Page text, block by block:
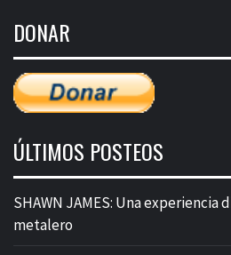
entradas
DONAR
ÚLTIMOS POSTEOS
SHAWN JAMES: Una
metalero